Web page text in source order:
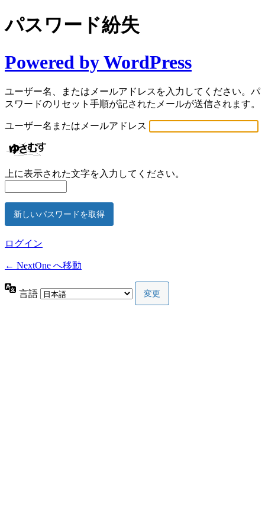
パスワード紛失
Powered by WordPress
ユーザー名、またはメールアドレスを入力してください。パ
スワードのリセット手順が記されたメールが送信されます。
ユーザー名またはメールアドレス
上に表示された文字を入力してください。
ログイン
← NextOne へ移動
言語